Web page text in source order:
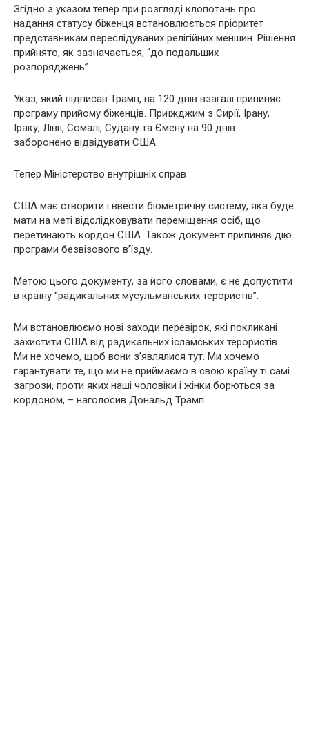
Згідно з указом тепер при розгляді клопотань про
надання статусу біженця встановлюється пріоритет
представникам переслідуваних релігійних меншин. Рішення
прийнято, як зазначається, “до подальших
розпоряджень”.
Указ, який підписав Трамп, на 120 днів взагалі припиняє
програму прийому біженців. Приїжджим з Сирії, Ірану,
Іраку, Лівії, Сомалі, Судану та Ємену на 90 днів
заборонено відвідувати США.
Тепер Міністерство внутрішніх справ
США має створити і ввести біометричну систему, яка буде
мати на меті відслідковувати переміщення осіб, що
перетинають кордон США. Також документ припиняє дію
програми безвізового в’їзду.
Метою цього документу, за його словами, є не допустити
в країну “радикальних мусульманських терористів”.
Ми встановлюємо нові заходи перевірок, які покликані
захистити США від радикальних ісламських терористів.
Ми не хочемо, щоб вони з’являлися тут. Ми хочемо
гарантувати те, що ми не приймаємо в свою країну ті самі
загрози, проти яких наші чоловіки і жінки борються за
кордоном, – наголосив Дональд Трамп.